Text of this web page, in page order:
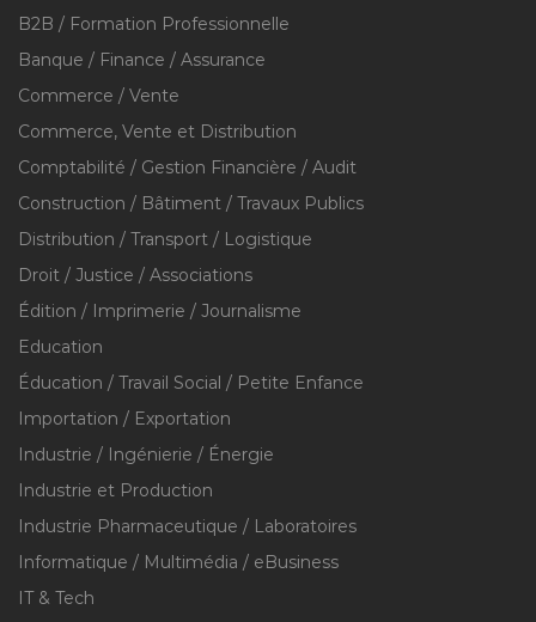
B2B / Formation Professionnelle
Banque / Finance / Assurance
Commerce / Vente
Commerce, Vente et Distribution
Comptabilité / Gestion Financière / Audit
Construction / Bâtiment / Travaux Publics
Distribution / Transport / Logistique
Droit / Justice / Associations
Édition / Imprimerie / Journalisme
Education
Éducation / Travail Social / Petite Enfance
Importation / Exportation
Industrie / Ingénierie / Énergie
Industrie et Production
Industrie Pharmaceutique / Laboratoires
Informatique / Multimédia / eBusiness
IT & Tech